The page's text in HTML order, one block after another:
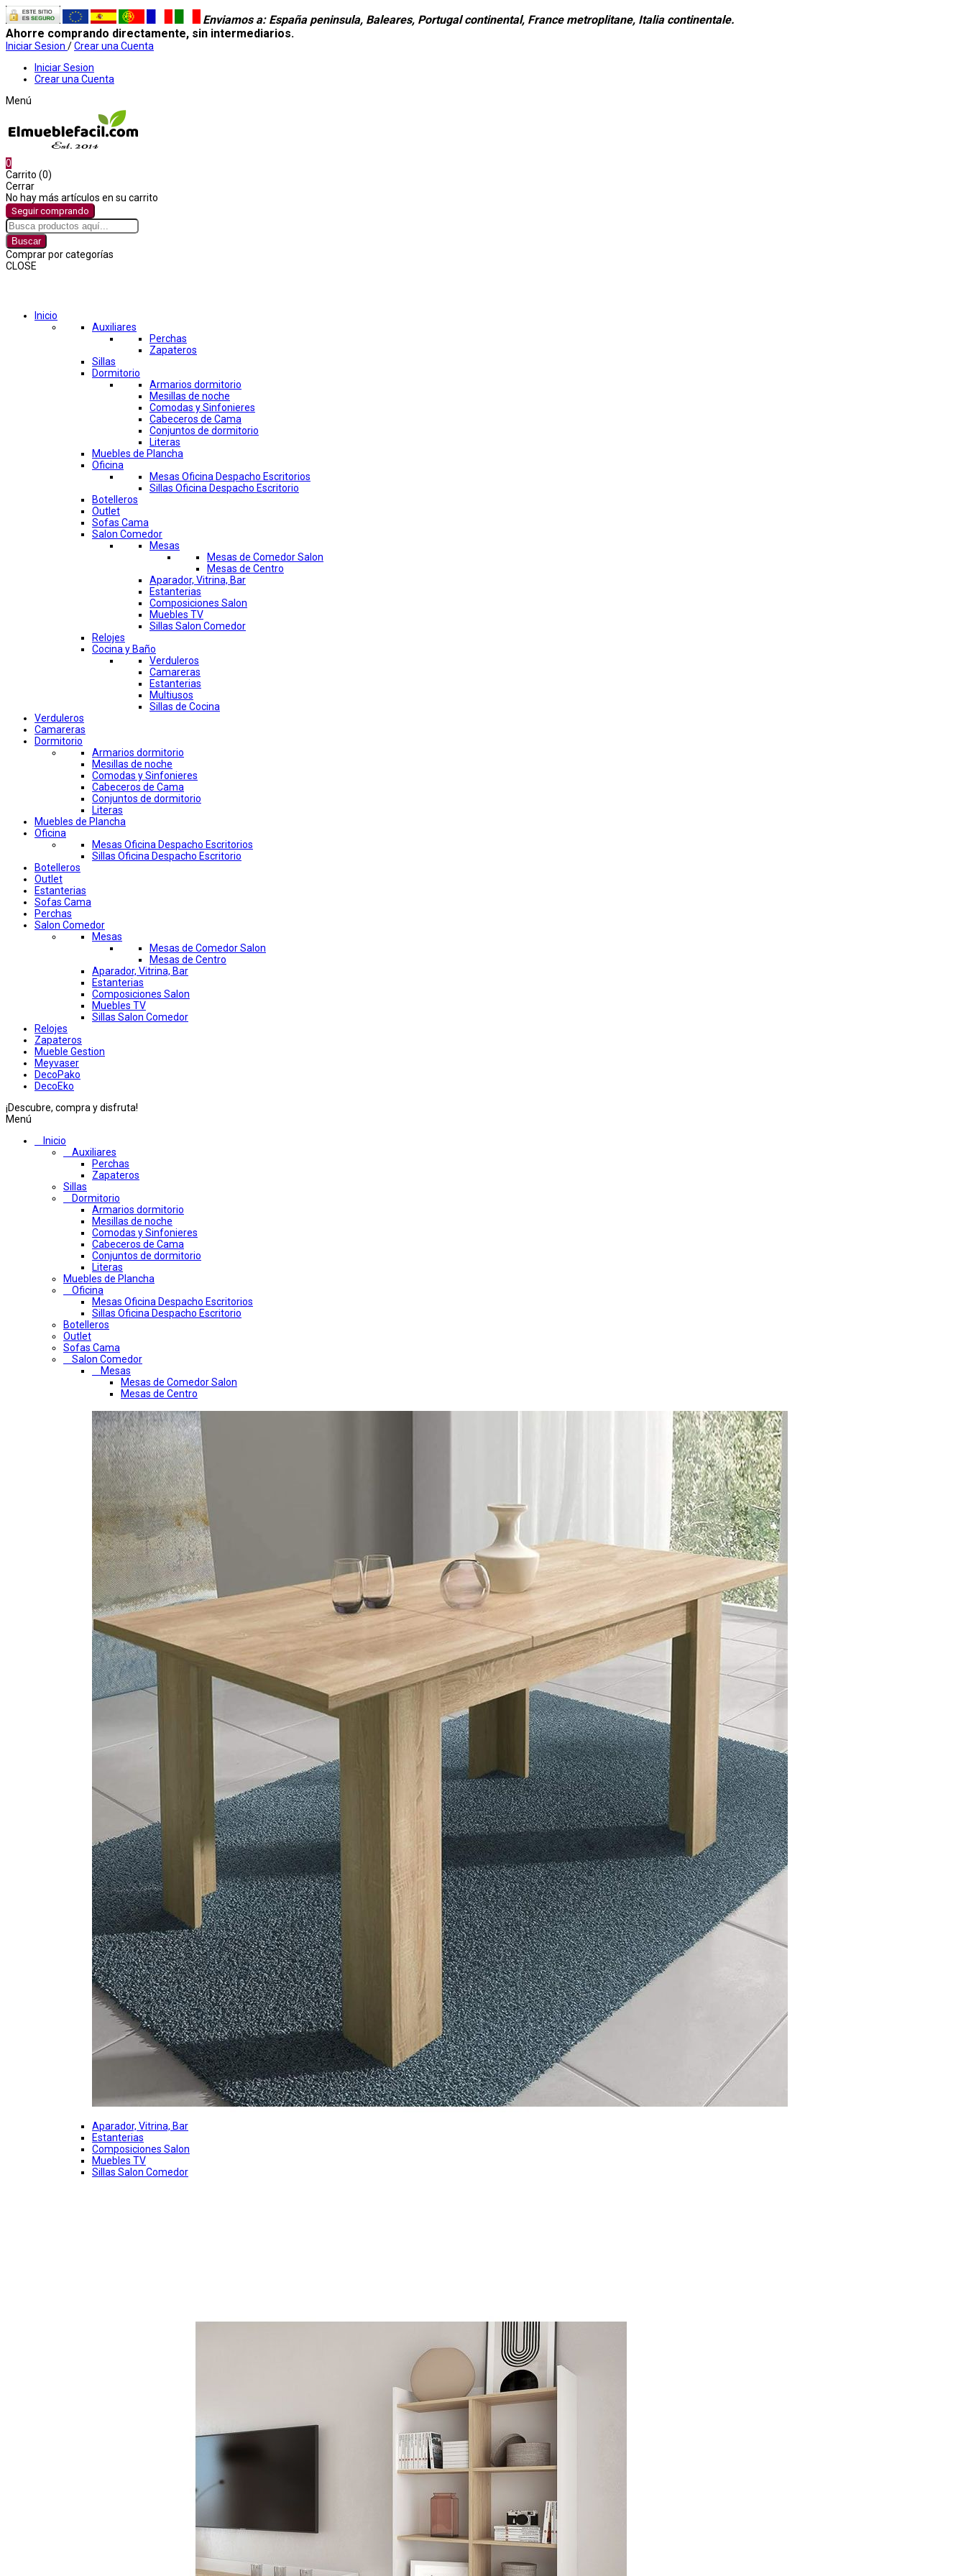
Enviamos a: España peninsula, Baleares, Portugal continental, France metroplitane, Italia continentale.
Ahorre comprando directamente, sin intermediarios.
Iniciar Sesion /Crear una Cuenta
Iniciar Sesion
Crear una Cuenta
Menú
0
Carrito (0)
Cerrar
No hay más artículos en su carrito
Seguir comprando
Buscar
Comprar por categorías
CLOSE
Inicio
Auxiliares
Perchas
Zapateros
Sillas
Dormitorio
Armarios dormitorio
Mesillas de noche
Comodas y Sinfonieres
Cabeceros de Cama
Conjuntos de dormitorio
Literas
Muebles de Plancha
Oficina
Mesas Oficina Despacho Escritorios
Sillas Oficina Despacho Escritorio
Botelleros
Outlet
Sofas Cama
Salon Comedor
Mesas
Mesas de Comedor Salon
Mesas de Centro
Aparador, Vitrina, Bar
Estanterias
Composiciones Salon
Muebles TV
Sillas Salon Comedor
Relojes
Cocina y Baño
Verduleros
Camareras
Estanterias
Multiusos
Sillas de Cocina
Verduleros
Camareras
Dormitorio
Armarios dormitorio
Mesillas de noche
Comodas y Sinfonieres
Cabeceros de Cama
Conjuntos de dormitorio
Literas
Muebles de Plancha
Oficina
Mesas Oficina Despacho Escritorios
Sillas Oficina Despacho Escritorio
Botelleros
Outlet
Estanterias
Sofas Cama
Perchas
Salon Comedor
Mesas
Mesas de Comedor Salon
Mesas de Centro
Aparador, Vitrina, Bar
Estanterias
Composiciones Salon
Muebles TV
Sillas Salon Comedor
Relojes
Zapateros
Mueble Gestion
Meyvaser
DecoPako
DecoEko
¡Descubre, compra y disfruta!
Menú
Inicio
Auxiliares
Perchas
Zapateros
Sillas
Dormitorio
Armarios dormitorio
Mesillas de noche
Comodas y Sinfonieres
Cabeceros de Cama
Conjuntos de dormitorio
Literas
Muebles de Plancha
Oficina
Mesas Oficina Despacho Escritorios
Sillas Oficina Despacho Escritorio
Botelleros
Outlet
Sofas Cama
Salon Comedor
Mesas
Mesas de Comedor Salon
Mesas de Centro
Aparador, Vitrina, Bar
Estanterias
Composiciones Salon
Muebles TV
Sillas Salon Comedor